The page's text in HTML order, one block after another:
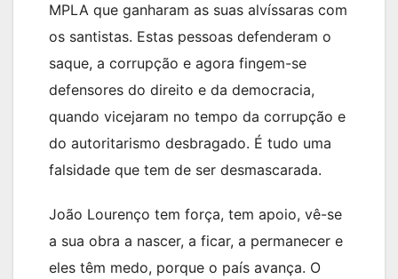
MPLA que ganharam as suas alvíssaras com
os santistas. Estas pessoas defenderam o
saque, a corrupção e agora fingem-se
defensores do direito e da democracia,
quando vicejaram no tempo da corrupção e
do autoritarismo desbragado. É tudo uma
falsidade que tem de ser desmascarada.
João Lourenço tem força, tem apoio, vê-se
a sua obra a nascer, a ficar, a permanecer e
eles têm medo, porque o país avança. O